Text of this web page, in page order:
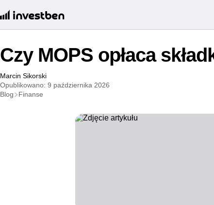
Czy MOPS opłaca
Marcin Sikorski
Opublikowano: 9 października 2026
Blog
Finanse